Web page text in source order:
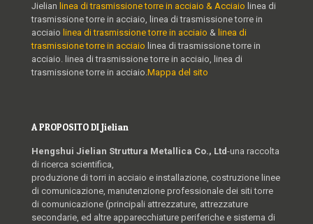
Jielian linea di trasmissione torre in acciaio & Acciaio linea di
trasmissione torre in acciaio, linea di trasmissione torre in
acciaio linea di trasmissione torre in acciaio & linea di
trasmissione torre in acciaio linea di trasmissione torre in
acciaio. linea di trasmissione torre in acciaio, linea di
trasmissione torre in acciaio.Mappa del sito
A PROPOSITO DI Jielian
Hengshui Jielian Struttura Metallica Co., Ltd-una raccolta
di ricerca scientifica,
produzione di torri in acciaio e installazione, costruzione linee
di comunicazione, manutenzione professionale dei siti torre
di comunicazione (principali attrezzature, attrezzature
secondarie, ed altre apparecchiature periferiche e sistema di